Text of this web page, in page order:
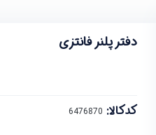
دفتر پلنر فانتزی
کدکالا: